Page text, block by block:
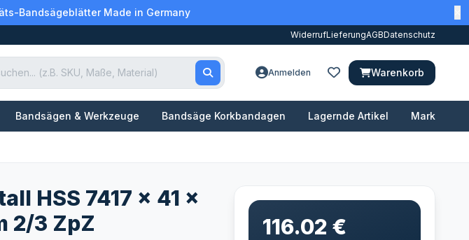
Bandsägeblätter Made in Germany
WiderrufLieferungAGBDatenschutz
Anmelden Warenkorb
Bandsägen & Werkzeuge Bandsäge Korkbandagen Lagernde Artikel Marken
HSS 7417 x 41 x
2/3 ZpZ
116.02 €